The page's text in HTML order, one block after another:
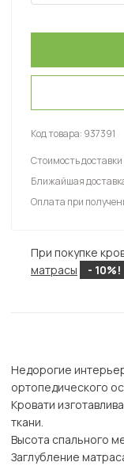
Код товара: 937391
Стоимость
Ближайшая
Оплата при
При покупке
матрасы
- 10%!
Недорогие
ортопедического
Кровати
ткани.
Высота спального
Заглубление